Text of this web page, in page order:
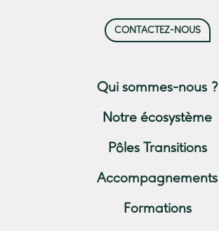
CONTACTEZ-NOUS
Qui sommes-nous ?
Notre écosystème
Pôles Transitions
Accompagnements
Formations